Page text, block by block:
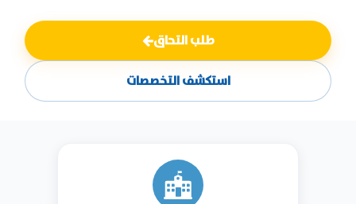
طلب التحاق
استكشف التخصصات